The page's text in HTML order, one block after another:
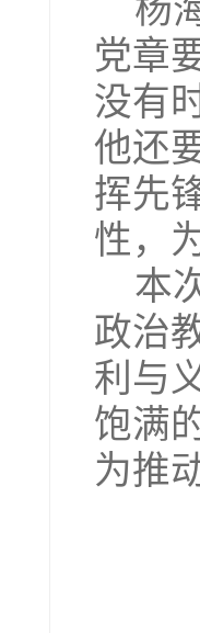
杨
党章
没有
他还
挥先
性，
本
政治
利与
饱满
为推